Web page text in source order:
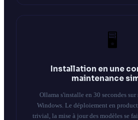
🖥️
Installation en une
maintenance
Ollama s'installe en 30 secondes
Windows. Le déploiement en
trivial, la mise à jour des modèles se